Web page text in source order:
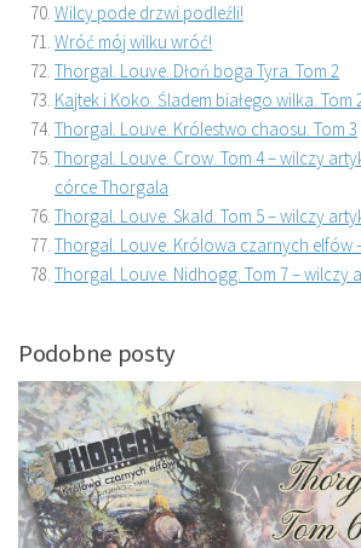
Wilcy pode drzwi podleźli!
Wróć mój wilku wróć!
Thorgal. Louve. Dłoń boga Tyra. Tom 2
Kajtek i Koko. Śladem białego wilka. Tom
Thorgal. Louve. Królestwo chaosu. Tom 3
Thorgal. Louve. Crow. Tom 4 – wilczy
córce Thorgala
Thorgal. Louve. Skald. Tom 5 – wilczy
Thorgal. Louve. Królowa czarnych elfów
Thorgal. Louve. Nidhogg. Tom 7 – wilczy
Podobne posty